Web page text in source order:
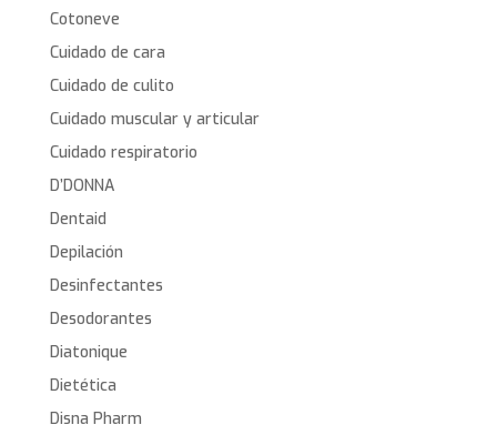
Cotoneve
Cuidado de cara
Cuidado de culito
Cuidado muscular y articular
Cuidado respiratorio
D’DONNA
Dentaid
Depilación
Desinfectantes
Desodorantes
Diatonique
Dietética
Disna Pharm